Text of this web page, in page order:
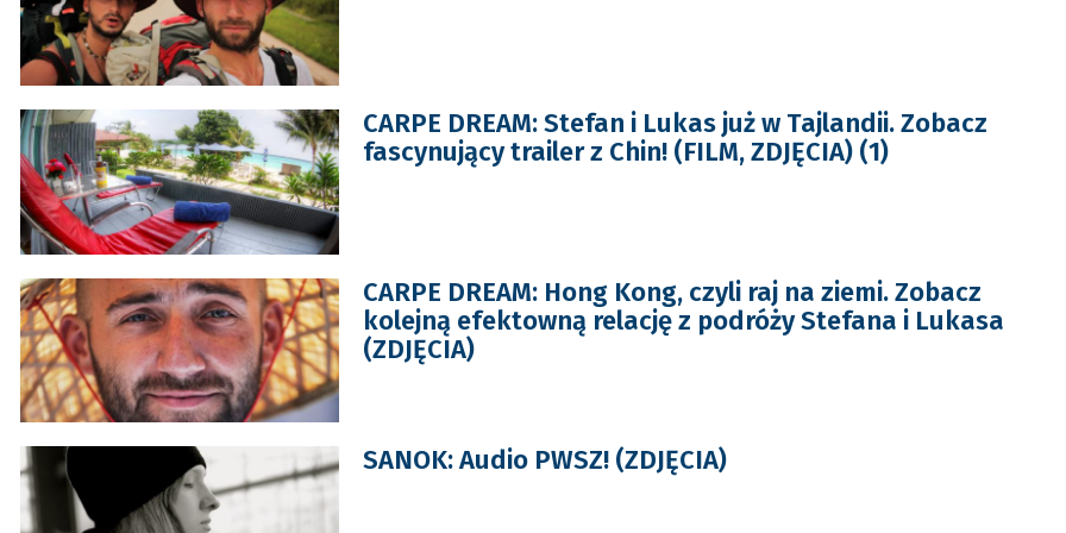
CARPE DREAM: Stefan i Lukas już w Tajlandii. Zobacz
fascynujący trailer z Chin! (FILM, ZDJĘCIA) (1)
CARPE DREAM: Hong Kong, czyli raj na ziemi. Zobacz
kolejną efektowną relację z podróży Stefana i Lukasa
(ZDJĘCIA)
SANOK: Audio PWSZ! (ZDJĘCIA)